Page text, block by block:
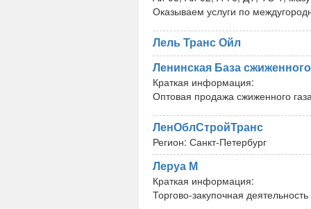
Оказываем услуги по
Лель Транс Ойл
Ленинская База сжиженного
Краткая информация:
Оптовая продажа сжиженного
ЛенОблСтройТранс
Регион: Санкт-Петербург
Леруа М
Краткая информация:
Торгово-закупочная деятельность